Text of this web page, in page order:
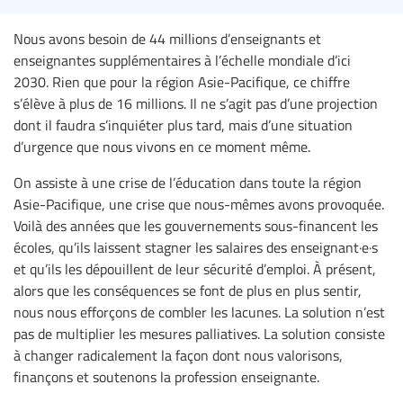
Nous avons besoin de 44 millions d’enseignants et
enseignantes supplémentaires à l’échelle mondiale d’ici
2030. Rien que pour la région Asie-Pacifique, ce chiffre
s’élève à plus de 16 millions. Il ne s’agit pas d’une projection
dont il faudra s’inquiéter plus tard, mais d’une situation
d’urgence que nous vivons en ce moment même.
On assiste à une crise de l’éducation dans toute la région
Asie-Pacifique, une crise que nous-mêmes avons provoquée.
Voilà des années que les gouvernements sous-financent les
écoles, qu’ils laissent stagner les salaires des enseignant·e·s
et qu’ils les dépouillent de leur sécurité d’emploi. À présent,
alors que les conséquences se font de plus en plus sentir,
nous nous efforçons de combler les lacunes. La solution n’est
pas de multiplier les mesures palliatives. La solution consiste
à changer radicalement la façon dont nous valorisons,
finançons et soutenons la profession enseignante.